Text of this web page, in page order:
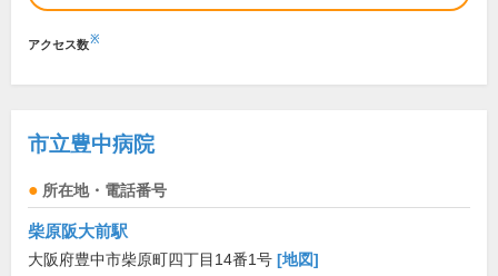
アクセス数※
市立豊中病院
所在地・電話番号
柴原阪大前駅
大阪府豊中市柴原町四丁目14番1号 [地図]